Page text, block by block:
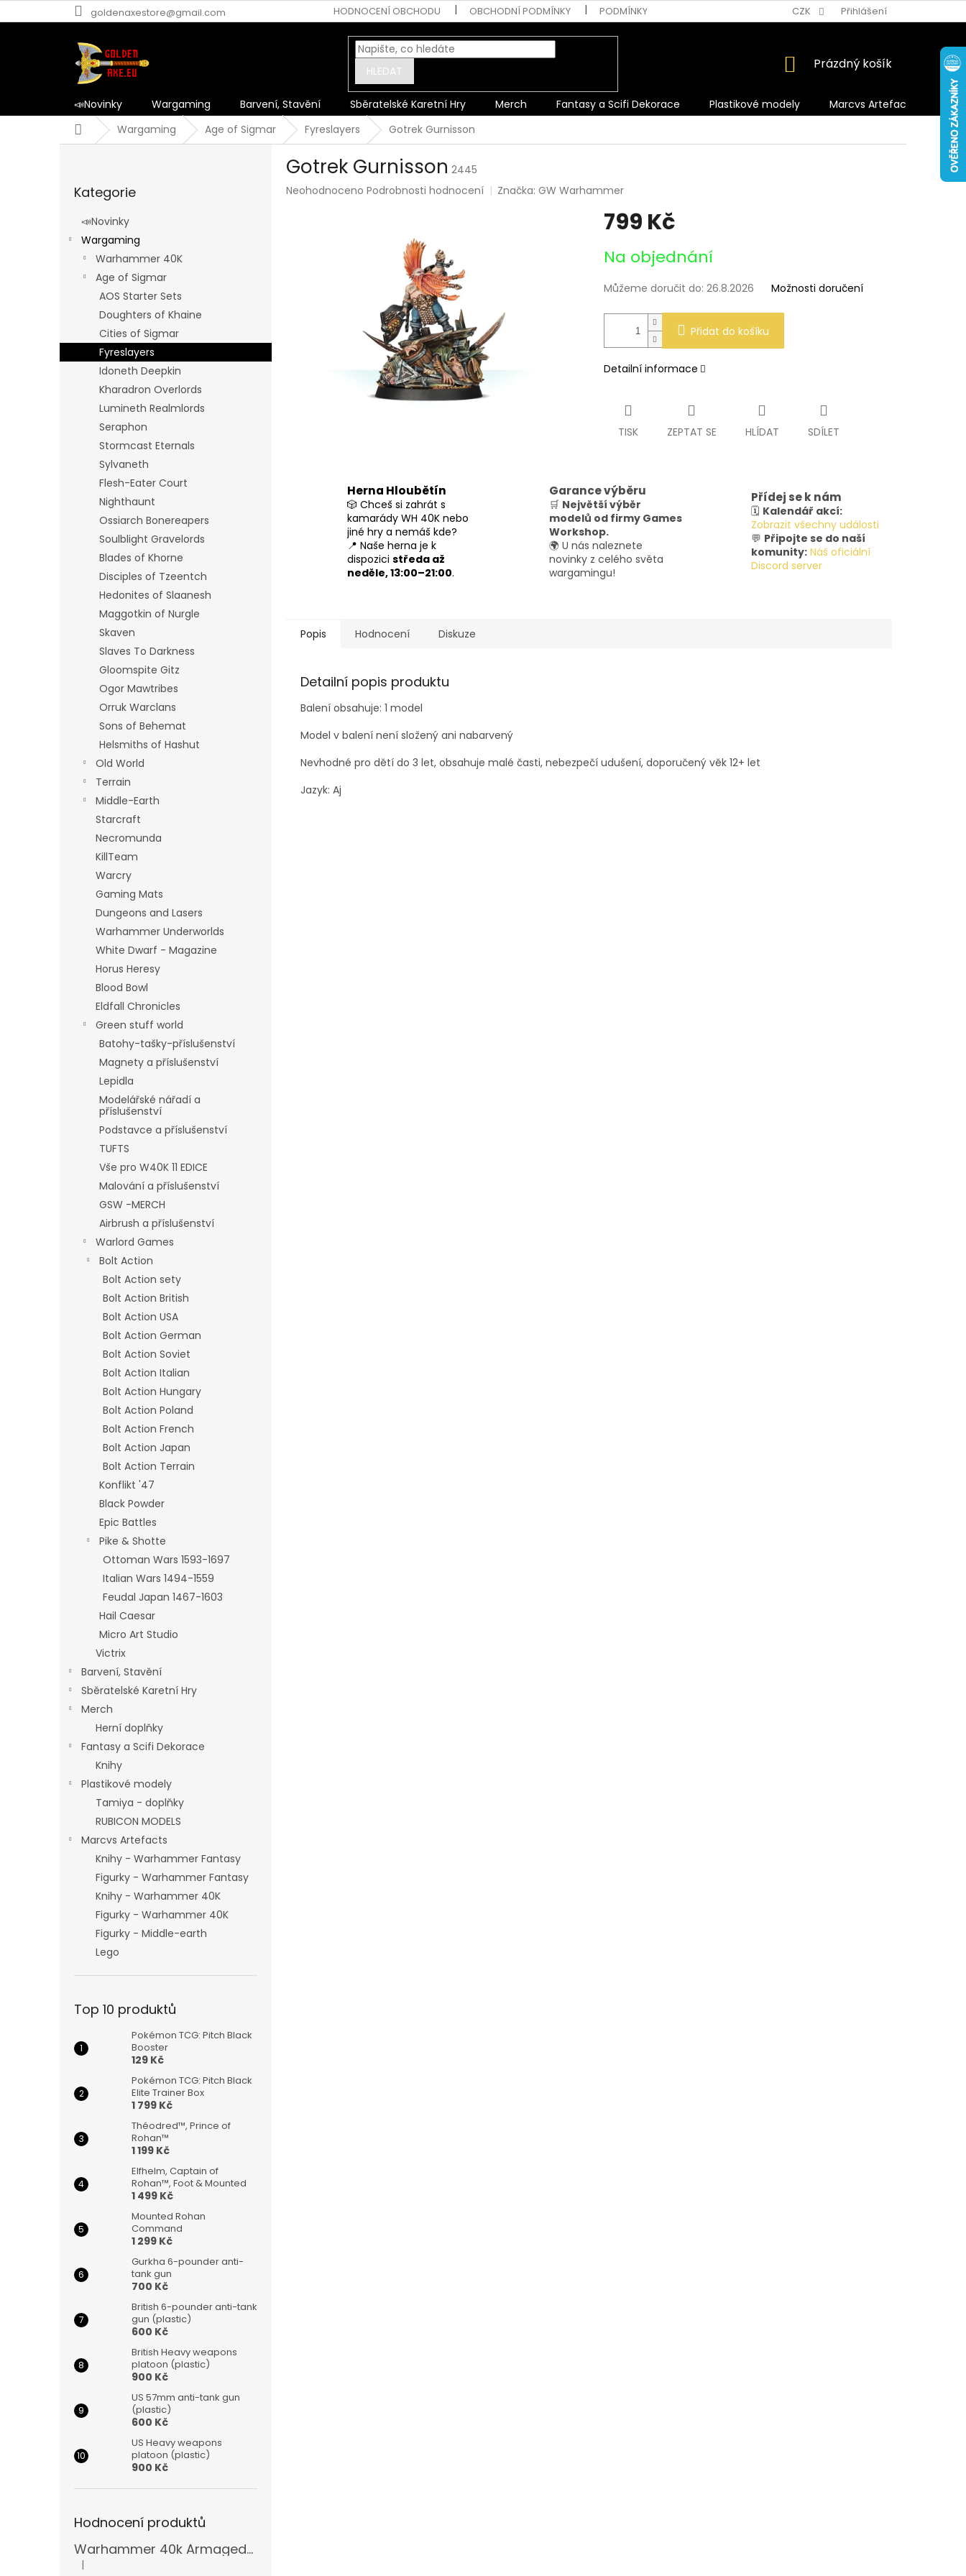
na
goldenaxestore@gmail.com HODNOCENÍ OBCHODU OBCHODNÍ PODMÍNKY PODMÍNKY OCHRANY OSOBNÍCH ÚDAJŮ CZK Přihlášení
HLEDAT
NÁKUPNÍ
Prázdný košík
📣Novinky Wargaming Barvení, Stavění Sběratelské Karetní Hry Merch Fantasy a Scifi Dekorace Plastikové modely
Marcvs Artefacts
DomůWargaming Age of Sigmar Fyreslayers Gotrek Gurnisson
e
l
kategorie
Kategorie
📣Novinky
Wargaming
Warhammer 40K
Age of Sigmar
AOS Starter Sets
Doughters of Khaine
Cities of Sigmar
Fyreslayers
Idoneth Deepkin
Kharadron Overlords
Lumineth Realmlords
Seraphon
Stormcast Eternals
Sylvaneth
Flesh-Eater Court
Nighthaunt
Ossiarch Bonereapers
Soulblight Gravelords
Blades of Khorne
Disciples of Tzeentch
Hedonites of Slaanesh
Maggotkin of Nurgle
Skaven
Slaves To Darkness
Gloomspite Gitz
Ogor Mawtribes
Orruk Warclans
Sons of Behemat
Helsmiths of Hashut
Old World
Terrain
Middle-Earth
Starcraft
Necromunda
KillTeam
Warcry
Gaming Mats
Dungeons and Lasers
Warhammer Underworlds
White Dwarf - Magazine
Horus Heresy
Blood Bowl
Eldfall Chronicles
Green stuff world
Batohy-tašky-příslušenství
Magnety a příslušenství
Lepidla
Modelářské nářadí a
příslušenství
Podstavce a příslušenství
TUFTS
Vše pro W40K 11 EDICE
Malování a příslušenství
GSW -MERCH
Airbrush a příslušenství
Warlord Games
Bolt Action
Bolt Action sety
Bolt Action British
Bolt Action USA
Bolt Action German
Bolt Action Soviet
Bolt Action Italian
Bolt Action Hungary
Bolt Action Poland
Bolt Action French
Bolt Action Japan
Bolt Action Terrain
Konflikt '47
Black Powder
Epic Battles
Pike & Shotte
Ottoman Wars 1593-1697
Italian Wars 1494-1559
Feudal Japan 1467-1603
Hail Caesar
Micro Art Studio
Victrix
Barvení, Stavění
Sběratelské Karetní Hry
Merch
Herní doplňky
Fantasy a Scifi Dekorace
Knihy
Plastikové modely
Tamiya - doplňky
RUBICON MODELS
Marcvs Artefacts
Knihy - Warhammer Fantasy
Figurky - Warhammer Fantasy
Knihy - Warhammer 40K
Figurky - Warhammer 40K
Figurky - Middle-earth
Lego
Top 10 produktů
Pokémon TCG: Pitch Black
Booster
129 Kč
Pokémon TCG: Pitch Black
Elite Trainer Box
1 799 Kč
Théodred™, Prince of
Rohan™
1 199 Kč
Elfhelm, Captain of
Rohan™, Foot & Mounted
1 499 Kč
Mounted Rohan
Command
1 299 Kč
Gurkha 6-pounder anti-
tank gun
700 Kč
British 6-pounder anti-tank
gun (plastic)
600 Kč
British Heavy weapons
platoon (plastic)
900 Kč
US 57mm anti-tank gun
(plastic)
600 Kč
US Heavy weapons
platoon (plastic)
900 Kč
Hodnocení produktů
Warhammer 40k Armageddon Orks (Bazar)
Hodnocení produktu je 5 z 5 hvězdiček.
|
Gotrek Gurnisson 2445
Průměrné
Neohodnoceno Podrobnosti hodnocení Značka:GW Warhammer
799 Kč
cena:
Na objednání
Můžeme doručit do: 26.8.2026 Možnosti doručení
Přidat do košíku
Detailní informace
TISK ZEPTAT SE HLÍDAT SDÍLET
Herna Hloubětín
🎲 Chceš si zahrát s
kamarády WH 40K nebo
jiné hry a nemáš kde?
📍 Naše herna je k
dispozici středa až
neděle, 13:00–21:00.
Garance výběru
🛒 Největší výběr
modelů od firmy Games
Workshop.
🌍 U nás naleznete
novinky z celého světa
wargamingu!
Přídej se k nám
🗓️ Kalendář akcí:
Zobrazit všechny události
💬 Připojte se do naší
komunity: Náš oficiální
Discord server
Popis Hodnocení Diskuze
Detailní popis produktu
Balení obsahuje: 1 model
Model v balení není složený ani nabarvený
Nevhodné pro dětí do 3 let, obsahuje malé časti, nebezpečí udušení, doporučený věk 12+ let
Jazyk: Aj